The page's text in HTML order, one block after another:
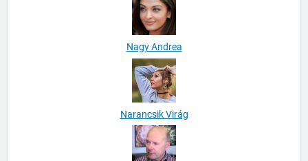
Nagy Andrea
Narancsik Virág